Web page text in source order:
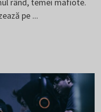
rând, temei mafiote.
pe ...